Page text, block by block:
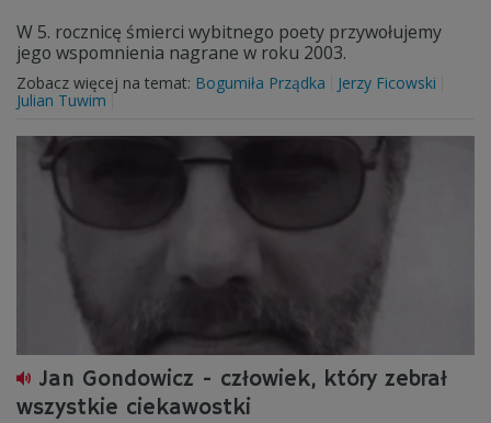
W 5. rocznicę śmierci wybitnego poety przywołujemy
jego wspomnienia nagrane w roku 2003.
Zobacz więcej na temat: Bogumiła Prządka
Jerzy Ficowski
Julian Tuwim
Jan Gondowicz - człowiek, który zebrał
wszystkie ciekawostki